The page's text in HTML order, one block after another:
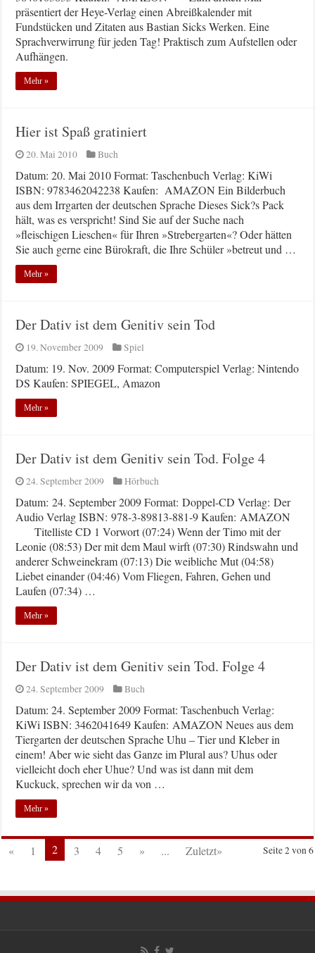
präsentiert der Heye-Verlag einen Abreißkalender mit
Fundstücken und Zitaten aus Bastian Sicks Werken. Eine
Sprachverwirrung für jeden Tag! Praktisch zum Aufstellen oder
Aufhängen.
Mehr »
Hier ist Spaß gratiniert
20. Mai 2010 Buch
Datum: 20. Mai 2010 Format: Taschenbuch Verlag: KiWi
ISBN: 9783462042238 Kaufen: AMAZON Ein Bilderbuch
aus dem Irrgarten der deutschen Sprache Dieses Sick?s Pack
hält, was es verspricht! Sind Sie auf der Suche nach
»fleischigen Lieschen« für Ihren »Strebergarten«? Oder hätten
Sie auch gerne eine Bürokraft, die Ihre Schüler »betreut und …
Mehr »
Der Dativ ist dem Genitiv sein Tod
19. November 2009 Spiel
Datum: 19. Nov. 2009 Format: Computerspiel Verlag: Nintendo
DS Kaufen: SPIEGEL, Amazon
Mehr »
Der Dativ ist dem Genitiv sein Tod. Folge 4
24. September 2009 Hörbuch
Datum: 24. September 2009 Format: Doppel-CD Verlag: Der
Audio Verlag ISBN: 978-3-89813-881-9 Kaufen: AMAZON
Titelliste CD 1 Vorwort (07:24) Wenn der Timo mit der
Leonie (08:53) Der mit dem Maul wirft (07:30) Rindswahn und
anderer Schweinekram (07:13) Die weibliche Mut (04:58)
Liebet einander (04:46) Vom Fliegen, Fahren, Gehen und
Laufen (07:34) …
Mehr »
Der Dativ ist dem Genitiv sein Tod. Folge 4
24. September 2009 Buch
Datum: 24. September 2009 Format: Taschenbuch Verlag:
KiWi ISBN: 3462041649 Kaufen: AMAZON Neues aus dem
Tiergarten der deutschen Sprache Uhu – Tier und Kleber in
einem! Aber wie sieht das Ganze im Plural aus? Uhus oder
vielleicht doch eher Uhue? Und was ist dann mit dem
Kuckuck, sprechen wir da von …
Mehr »
Seite 2 von 6
« 1 2 3 4 5 » ... Zuletzt»